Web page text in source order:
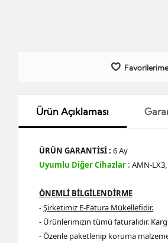
Ürün Açıklaması
ÜRÜN GARANTİSİ :6 Ay
Uyumlu Diğer Cihazlar : AMN-
ÖNEMLİ BİLGİLENDİRME
-Şirketimiz E-Fatura Mükellefidir.
- Ürünlerimizin tümü faturalıdır.
- Özenle paketlenip koruma